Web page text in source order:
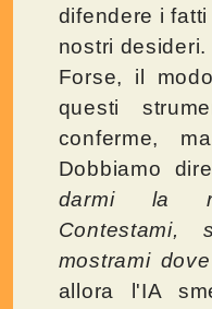
difendere i
nostri desideri.
Forse, il
questi
conferme,
Dobbiamo
darmi la
mostrami
allora l'IA